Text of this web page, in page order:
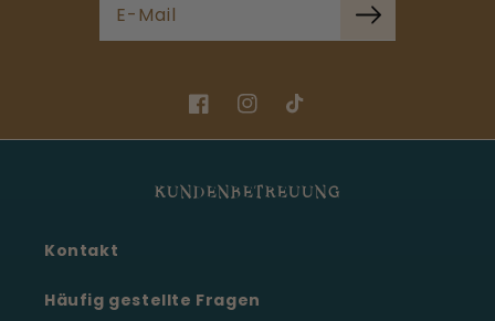
E-Mail
FacebookInstagram
TikTok
KUNDENBETREUUNG
Kontakt
Häufig gestellte Fragen